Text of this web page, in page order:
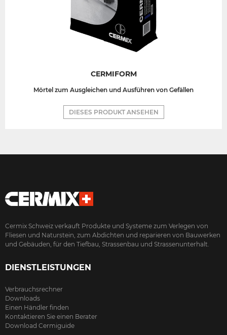
CERMIFORM
Mörtel zum Ausgleichen und Ausführen von Gefällen
DIESES PRODUKT ANSEHEN
Cermix Schweiz verkauft Produkte und Systeme zum Verlegen von
Fliesen und Naturstein, zum Abdichten und reparieren von Bauwerken
und Gebäuden, für den Tiefbau, Strassenbau und Strassenunterhalt.
DIENSTLEISTUNGEN
Verbrauchsrechner
Downloads
Einen Händler finden
Kontaktieren Sie einen Berater
Download Cermiguide